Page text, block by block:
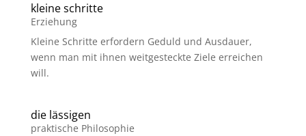
kleine schritte
Erziehung
Kleine Schritte erfordern Geduld und Ausdauer,
wenn man mit ihnen weitgesteckte Ziele erreichen
will.
die lässigen
praktische Philosophie